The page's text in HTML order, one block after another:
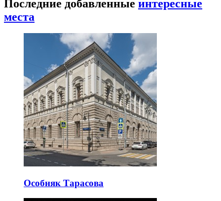
Последние добавленные интересные
места
Особняк Тарасова